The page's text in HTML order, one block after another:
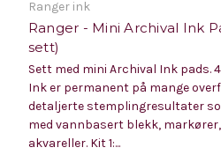
Ranger ink
Ranger - Mini Archival Ink
sett)
Sett med mini Archival Ink pads.
Ink er permanent på mange
detaljerte stemplingresultater
med vannbasert blekk,
akvareller. Kit 1:...